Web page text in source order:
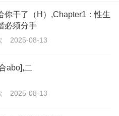
你干了（H）,Chapter1：性生
必须分手
2025-08-13
abo],二
2025-08-13